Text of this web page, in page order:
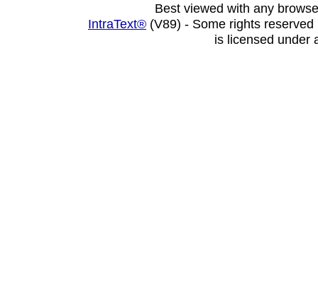
Best viewed with any
IntraText® (V89) - Some rights
is licensed under